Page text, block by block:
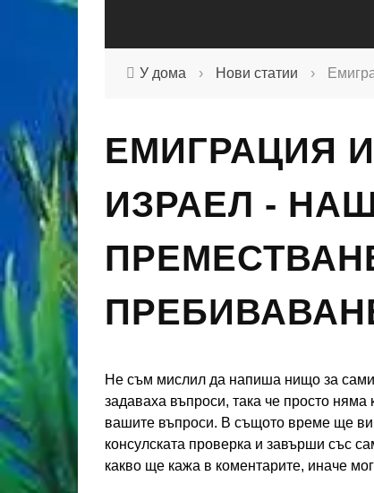
У дома › Нови статии ›
ЕМИГРАЦИЯ
ИЗРАЕЛ -
Не съм мислил да напиша нищо за
задаваха въпроси, така че просто
вашите въпроси. В същото време ще ви
консулската проверка и завърши със
какво ще кажа в коментарите, иначе